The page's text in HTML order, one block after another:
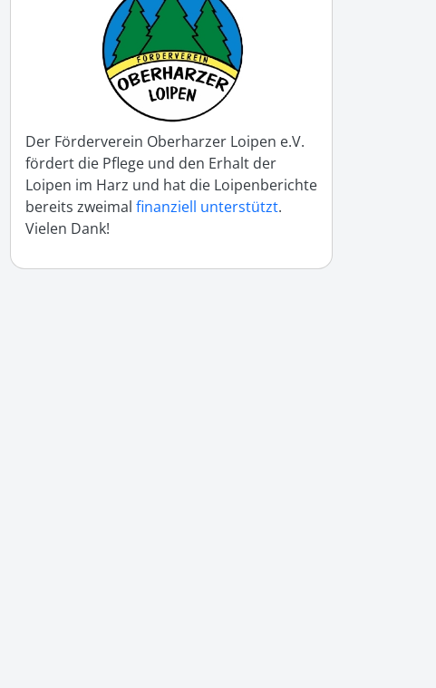
Der Förderverein Oberharzer Loipen e.V.
fördert die Pflege und den Erhalt der
Loipen im Harz und hat die Loipenberichte
bereits zweimal finanziell unterstützt.
Vielen Dank!